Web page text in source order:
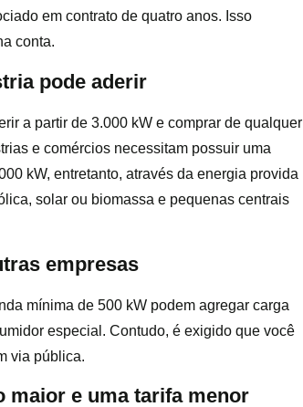
em contrato de quatro anos. Isso
conta.
pode aderir
a partir de 3.000 kW e comprar de qualquer
e comércios necessitam possuir uma
kW, entretanto, através da energia provida
solar ou biomassa e pequenas centrais
empresas
mínima de 500 kW podem agregar carga
especial. Contudo, é exigido que você
via pública.
maior e uma tarifa menor